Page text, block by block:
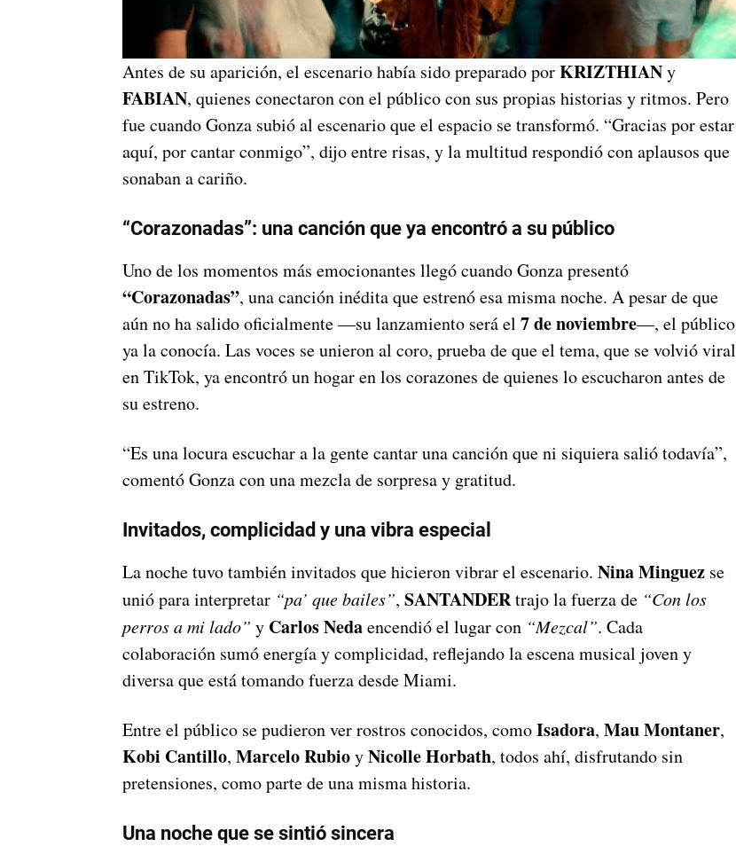
Antes de su aparición, el escenario había sido preparado porKRIZTHIANy
FABIAN, quienes conectaron con el público con sus propias historias y ritmos. Pero
fue cuando Gonza subió al escenario que el espacio se transformó. “Gracias por estar
aquí, por cantar conmigo”, dijo entre risas, y la multitud respondió con aplausos que
sonaban a cariño.
“Corazonadas”: una canción que ya encontró a su público
Uno de los momentos más emocionantes llegó cuando Gonza presentó
“Corazonadas”, una canción inédita que estrenó esa misma noche. A pesar de que
aún no ha salido oficialmente —su lanzamiento será el 7 de noviembre—, el público
ya la conocía. Las voces se unieron al coro, prueba de que el tema, que se volvió viral
en TikTok, ya encontró un hogar en los corazones de quienes lo escucharon antes de
su estreno.
“Es una locura escuchar a la gente cantar una canción que ni siquiera salió todavía”,
comentó Gonza con una mezcla de sorpresa y gratitud.
Invitados, complicidad y una vibra especial
La noche tuvo también invitados que hicieron vibrar el escenario. Nina Minguez se
unió para interpretar “pa’ que bailes”, SANTANDERtrajo la fuerza de “Con los
perros a mi lado” y Carlos Nedaencendió el lugar con “Mezcal”. Cada
colaboración sumó energía y complicidad, reflejando la escena musical joven y
diversa que está tomando fuerza desde Miami.
Entre el público se pudieron ver rostros conocidos, comoIsadora, Mau Montaner,
Kobi Cantillo, Marcelo RubioyNicolle Horbath, todos ahí, disfrutando sin
pretensiones, como parte de una misma historia.
Una noche que se sintió sincera